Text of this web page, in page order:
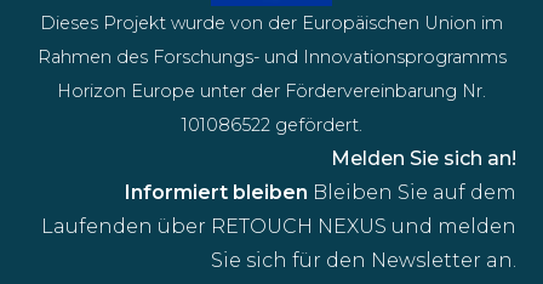
Informiert bleiben Bleiben Sie auf dem
Laufenden über RETOUCH NEXUS und melden
Sie sich für den Newsletter an.
Melden Sie sich an!
Dieses Projekt wurde von der Europäischen Union im
Rahmen des Forschungs- und Innovationsprogramms
Horizon Europe unter der Fördervereinbarung Nr.
101086522 gefördert.